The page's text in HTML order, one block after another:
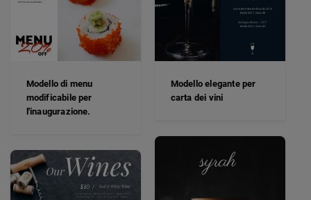
Modello di menu
modificabile per
l'inaugurazione.
Modello elegante per
carta dei vini